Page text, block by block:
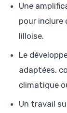
Une
pour inclure
lilloise.
Le
adaptées,
climatique
Un travail